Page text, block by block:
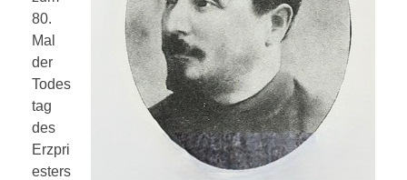
日本語
80.
Mal
der
Todes
tag
des
Erzpri
esters